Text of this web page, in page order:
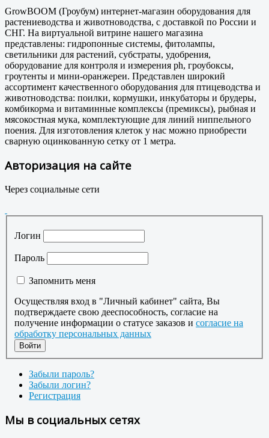
GrowBOOM (Гроубум) интернет-магазин оборудования для
растениеводства и животноводства, с доставкой по России и
СНГ. На виртуальной витрине нашего магазина
представлены: гидропонные системы, фитолампы,
светильники для растений, субстраты, удобрения,
оборудование для контроля и измерения ph, гроубоксы,
гроутенты и мини-оранжереи. Представлен широкий
ассортимент качественного оборудования для птицеводства и
животноводства: поилки, кормушки, инкубаторы и брудеры,
комбикорма и витаминные комплексы (премиксы), рыбная и
мясокостная мука, комплектующие для линий ниппельного
поения. Для изготовления клеток у нас можно приобрести
сварную оцинкованную сетку от 1 метра.
Авторизация на сайте
Через социальные сети
Логин
Пароль
Запомнить меня
Осуществляя вход в "Личный кабинет" сайта, Вы
подтверждаете свою дееспособность, согласие на
получение информации о статусе заказов и согласие на
обработку персональных данных
Забыли пароль?
Забыли логин?
Регистрация
Мы в социальных сетях